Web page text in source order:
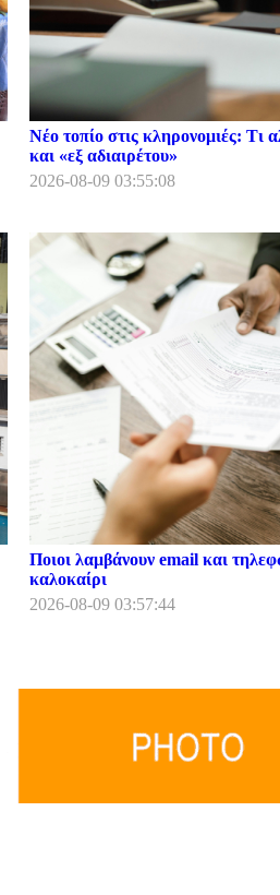
Νέο τοπίο στις κληρονομιές: Τι
και «εξ αδιαιρέτου»
2026-08-09 03:55:08
Ποιοι λαμβάνουν email και
καλοκαίρι
2026-08-09 03:57:44